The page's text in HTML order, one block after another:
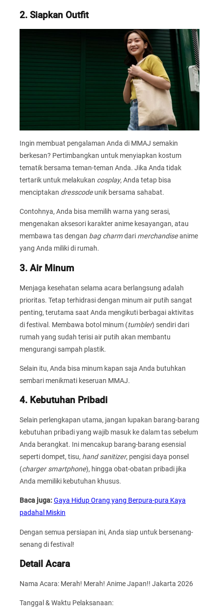
2. Siapkan Outfit
Ingin membuat pengalaman Anda di MMAJ semakin
berkesan? Pertimbangkan untuk menyiapkan kostum
tematik bersama teman-teman Anda. Jika Anda tidak
tertarik untuk melakukan cosplay, Anda tetap bisa
menciptakan dresscodeunik bersama sahabat.
Contohnya, Anda bisa memilih warna yang serasi,
mengenakan aksesori karakter anime kesayangan, atau
membawa tas dengan bag charmdari merchandiseanime
yang Anda miliki di rumah.
3. Air Minum
Menjaga kesehatan selama acara berlangsung adalah
prioritas. Tetap terhidrasi dengan minum air putih sangat
penting, terutama saat Anda mengikuti berbagai aktivitas
di festival. Membawa botol minum (tumbler) sendiri dari
rumah yang sudah terisi air putih akan membantu
mengurangi sampah plastik.
Selain itu, Anda bisa minum kapan saja Anda butuhkan
sembari menikmati keseruan MMAJ.
4. Kebutuhan Pribadi
Selain perlengkapan utama, jangan lupakan barang-barang
kebutuhan pribadi yang wajib masuk ke dalam tas sebelum
Anda berangkat. Ini mencakup barang-barang esensial
seperti dompet, tisu, hand sanitizer, pengisi daya ponsel
(charger smartphone), hingga obat-obatan pribadi jika
Anda memiliki kebutuhan khusus.
Baca juga:Gaya Hidup Orang yang Berpura-pura Kaya
padahal Miskin
Dengan semua persiapan ini, Anda siap untuk bersenang-
senang di festival!
Detail Acara
Nama Acara: Merah! Merah! Anime Japan!! Jakarta 2026
Tanggal & Waktu Pelaksanaan: